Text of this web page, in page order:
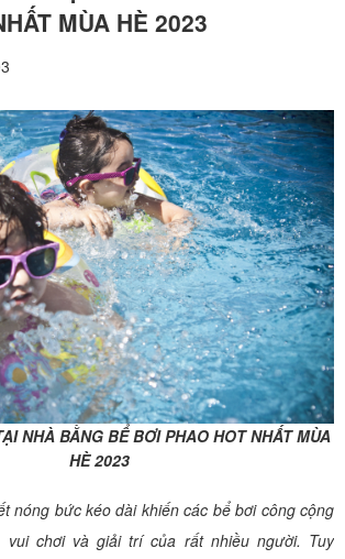
MÙA HÈ 2023
NHÀ BẰNG BỂ BƠI PHAO HOT NHẤT MÙA
HÈ 2023
nóng bức kéo dài khiến các bể bơi công cộng
vui chơi và giải trí của rất nhiều người. Tuy